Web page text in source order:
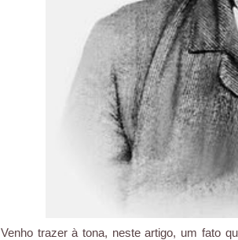
Venho trazer à tona, neste artigo, um fato